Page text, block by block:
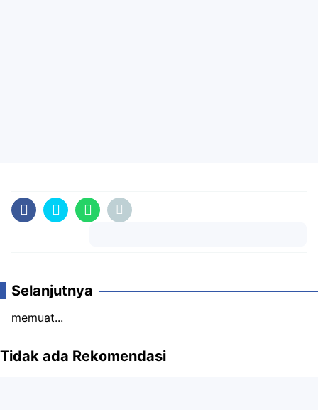
Selanjutnya
memuat...
Tidak ada Rekomendasi